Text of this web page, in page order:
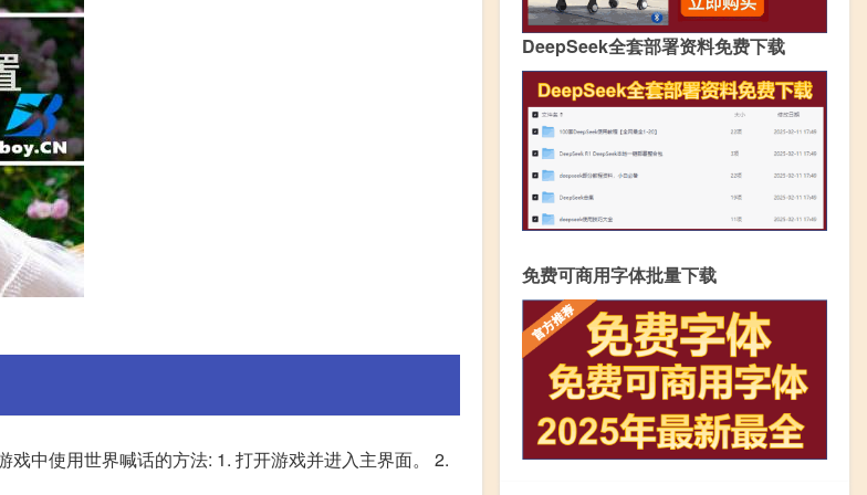
中使用世界喊话的方法: 1. 打开游戏并进入主界面。 2.
DeepSeek全套部署资料免费下载
免费可商用字体批量下载